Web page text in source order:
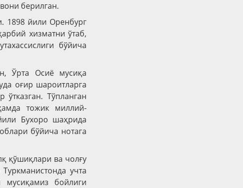
берилган.
1898 йили Оренбург
хизматни ўтаб,
бўйича
Ўрта Осиё мусиқа
оғир шароитларга
Тўпланган
тожик миллий-
Бухоро шаҳрида
бўйича нотага
қўшиқлари ва чолғу
учта
мусиқамиз бойлиги